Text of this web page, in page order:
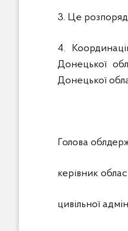
3. Це
4.
Донецької
Донецької
Голова
керівник
цивільної